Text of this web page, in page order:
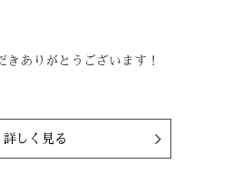
ありがとうございます！
詳しく見る